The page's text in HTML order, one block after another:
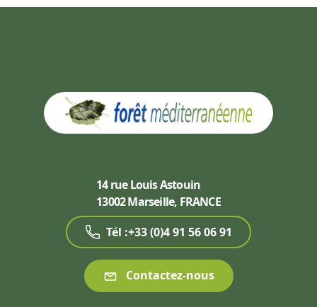
14 rue Louis Astouin
13002 Marseille, FRANCE
Tél :+33 (0)4 91 56 06 91
Contactez-nous